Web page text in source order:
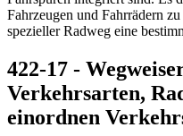
Fahrzeugen und Fahrrädern
spezieller Radweg eine
422-17 -
Verkehrsarten,
einordnen